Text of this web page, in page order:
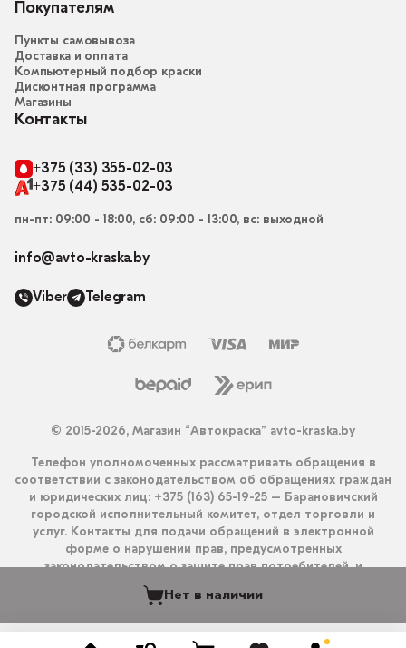
Нет в наличии
Покупателям
Пункты самовывоза
Доставка и оплата
Компьютерный подбор краски
Дисконтная программа
Магазины
Контакты
+375 (33) 355-02-03
+375 (44) 535-02-03
пн-пт: 09:00 - 18:00, сб: 09:00 - 13:00, вс: выходной
info@avto-kraska.by
Viber Telegram
© 2015-2026, Магазин “Автокраска” avto-kraska.by
Телефон уполномоченных рассматривать обращения в
соответствии с законодательством об обращениях граждан
и юридических лиц: +375 (163) 65-19-25 – Барановичский
городской исполнительный комитет, отдел торговли и
услуг. Контакты для подачи обращений в электронной
форме о нарушении прав, предусмотренных
законодательством о защите прав потребителей, и
получения ответа на них: info@avto-kraska.by и
+375333550203 (Viber, Telegram).